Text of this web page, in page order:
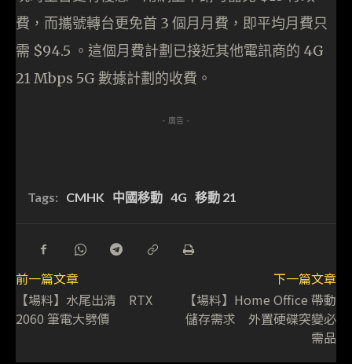
費，而攜號轉台更免首 3 個月月費，即平均月費只
需 $94.5 。這個月費計劃已接近其他電訊商的 4G
21 Mbps 5G 數據計劃的收費。
- 廣告 -
Tags: CMHK 中國移動 4G 移動 21
前一篇文章
【場料】水尾出清 RTX
2060 筆電大劈價
下一篇文章
【場料】Home Office 帶動
儲存需求 外置硬碟突變必
需品